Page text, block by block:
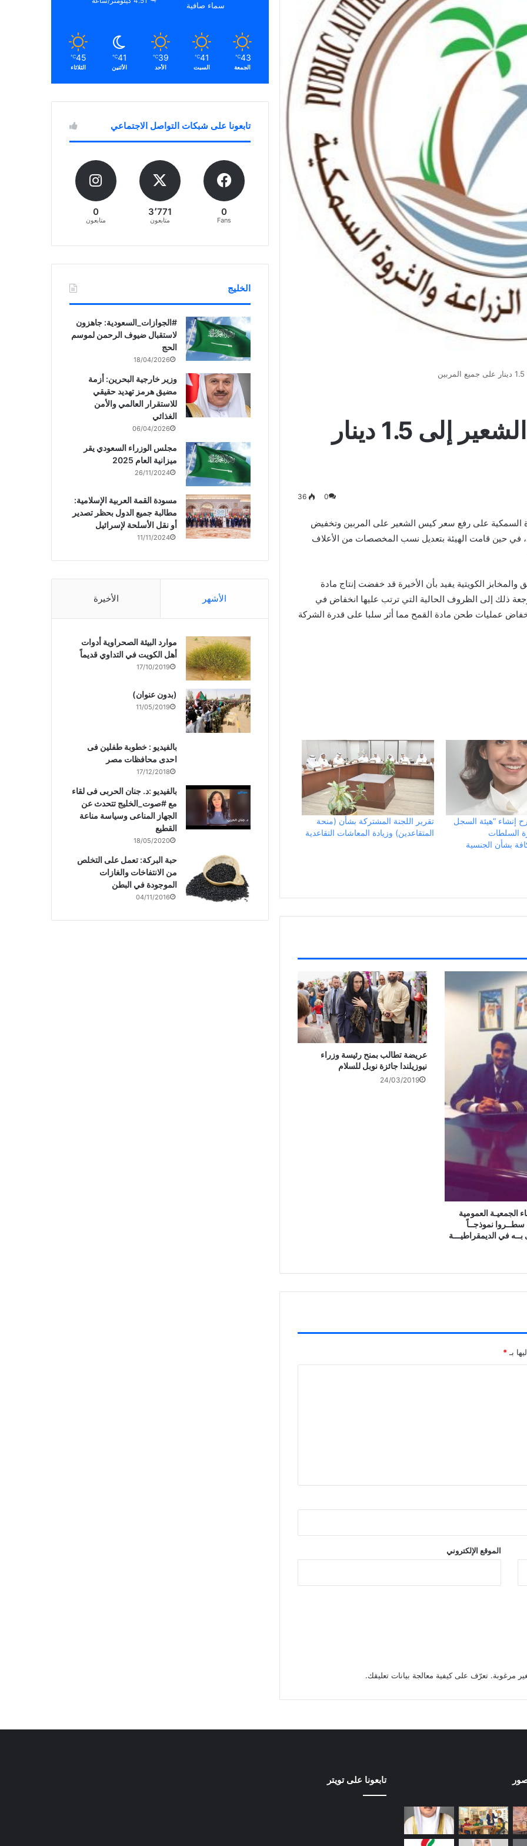
الزراعة: خفض دعم الشعير إلى 1.5 دينار
0
36
السمكية على رفع سعر كيس الشعير على المربين وتخفيض
اعتبارا من 1 سبتمبر المقبل، في حين قامت الهيئة بتعديل نسب المخصصات من الأعلاف
الكويتية يفيد بأن الأخيرة قد خفضت إنتاج مادة
إلى 4500 طن شهريا، مرجعة ذلك إلى الظروف الحالية التي ترتب عليها انخفاض في
عمليات طحن مادة القمح مما أثر سلبا على قدرة الشركة
إنشاء “هيئة السجل
السلطات
بشأن الجنسية
تقرير اللجنة المشتركة بشأن (منحة
المتقاعدين) وزيادة المعاشات التقاعدية
الجمعيـة العمومية
سطــروا نموذجــاً
بــه في الديمقراطيـــة
عريضة تطالب بمنح رئيسة وزراء
نيوزيلندا جائزة نوبل للسلام
24/03/2019
بـ *
الموقع الإلكتروني
تعرّف على كيفية معالجة بيانات تعليقك.
سماء صافية
43
℃
الجمعة
41
℃
السبت
39
℃
الأحد
41
℃
الأثنين
45
℃
الثلاثاء
تابعونا على شبكات التواصل الاجتماعي
0
Fans
3٬771
متابعون
0
متابعون
الخليج
‏‎#الجوازات_السعودية: جاهزون
لاستقبال ضيوف الرحمن لموسم
الحج
18/04/2026
وزير خارجية البحرين: أزمة
مضيق هرمز تهديد حقيقي
للاستقرار العالمي والأمن
الغذائي
06/04/2026
مجلس الوزراء السعودي يقر
ميزانية العام 2025
26/11/2024
مسودة القمة العربية الإسلامية:
مطالبة جميع الدول بحظر تصدير
أو نقل الأسلحة لإسرائيل
11/11/2024
الأشهر الأخيرة
موارد البيئة الصحراوية أدوات
أهل الكويت في التداوي قديماً
17/10/2019
(بدون عنوان)
11/05/2019
بالفيديو : خطوبة طفلين فى
احدى محافظات مصر
17/12/2018
بالفيديو :د. جنان الحربى فى لقاء
مع #صوت_الخليج تتحدث عن
الجهاز المناعى وسياسة مناعة
القطيع
18/05/2020
حبة البركة: تعمل على التخلص
من الانتفاخات والغازات
الموجودة في البطن
04/11/2016
تابعونا على تويتر